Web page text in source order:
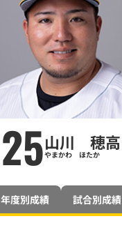
25山川 穂高
やまかわ ほたか
年度別成績 試合別成績